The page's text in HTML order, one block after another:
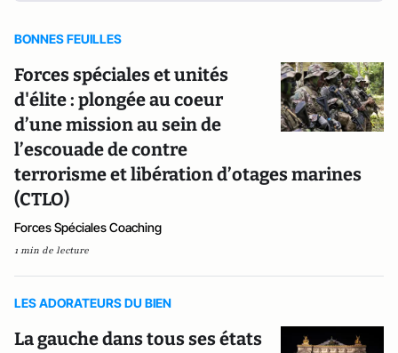
BONNES FEUILLES
Forces spéciales et unités
d'élite : plongée au coeur
d’une mission au sein de
l’escouade de contre
terrorisme et libération d’otages marines
(CTLO)
Forces Spéciales Coaching
1 min de lecture
LES ADORATEURS DU BIEN
La gauche dans tous ses états